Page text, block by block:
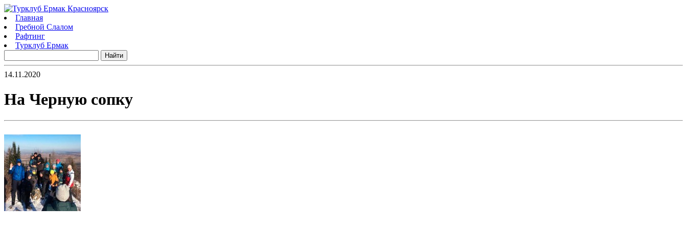
Главная
Гребной Слалом
Рафтинг
Турклуб Ермак
14.11.2020
На Черную сопку